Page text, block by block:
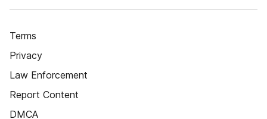
Terms
Privacy
Law Enforcement
Report Content
DMCA